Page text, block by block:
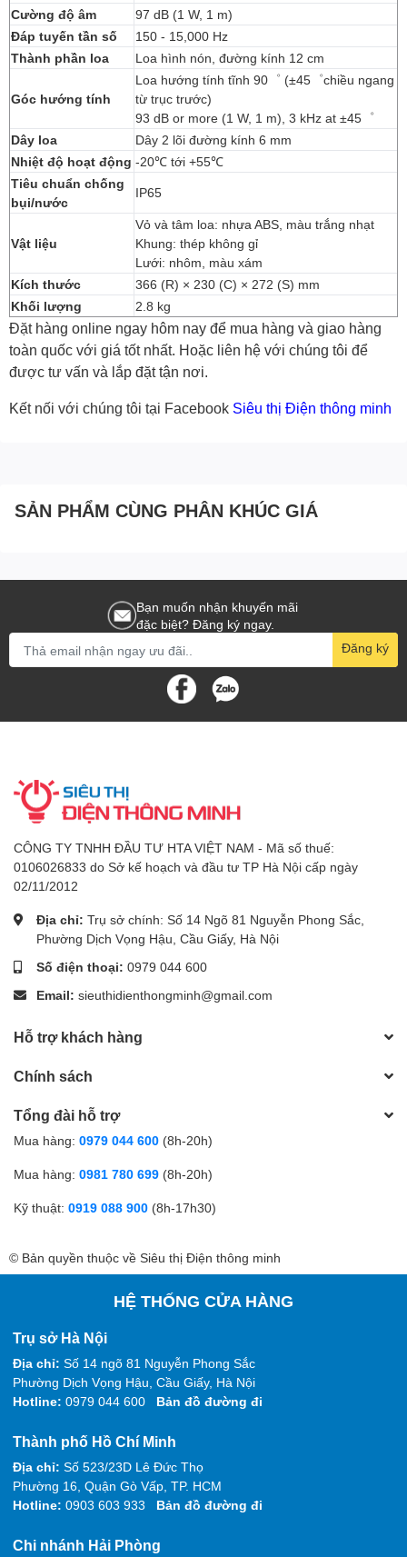
Cường độ âm
97 dB (1 W, 1 m)
Đáp tuyến tần số
150 - 15,000 Hz
Thành phần loa
Loa hình nón, đường kính 12 cm
Góc hướng tính
Loa hướng tính tĩnh 90゜ (±45゜chiều ngang
từ trục trước)
93 dB or more (1 W, 1 m), 3 kHz at ±45゜
Dây loa
Dây 2 lõi đường kính 6 mm
Nhiệt độ hoạt động -20℃ tới +55℃
Tiêu chuẩn chống
bụi/nước
IP65
Vật liệu
Vỏ và tâm loa: nhựa ABS, màu trắng nhạt
Khung: thép không gỉ
Lưới: nhôm, màu xám
Kích thước
366 (R) × 230 (C) × 272 (S) mm
Khối lượng
2.8 kg
Đặt hàng online ngay hôm nay để mua hàng và giao hàng
toàn quốc với giá tốt nhất. Hoặc liên hệ với chúng tôi để
được tư vấn và lắp đặt tận nơi.
Kết nối với chúng tôi tại Facebook Siêu thị Điện thông minh
SẢN PHẨM CÙNG PHÂN KHÚC GIÁ
Bạn muốn nhận khuyến mãi
đặc biệt? Đăng ký ngay.
Đăng ký
CÔNG TY TNHH ĐẦU TƯ HTA VIỆT NAM - Mã số thuế:
0106026833 do Sở kế hoạch và đầu tư TP Hà Nội cấp ngày
02/11/2012
Địa chỉ: Trụ sở chính: Số 14 Ngõ 81 Nguyễn Phong Sắc,
Phường Dịch Vọng Hậu, Cầu Giấy, Hà Nội
Số điện thoại: 0979 044 600
Email: sieuthidienthongminh@gmail.com
Hỗ trợ khách hàng
Chính sách
Tổng đài hỗ trợ
Mua hàng: 0979 044 600 (8h-20h)
Mua hàng: 0981 780 699 (8h-20h)
Kỹ thuật: 0919 088 900 (8h-17h30)
© Bản quyền thuộc về Siêu thị Điện thông minh
HỆ THỐNG CỬA HÀNG
Trụ sở Hà Nội
Địa chỉ: Số 14 ngõ 81 Nguyễn Phong Sắc
Phường Dịch Vọng Hậu, Cầu Giấy, Hà Nội
Hotline: 0979 044 600 Bản đồ đường đi
Thành phố Hồ Chí Minh
Địa chỉ: Số 523/23D Lê Đức Thọ
Phường 16, Quận Gò Vấp, TP. HCM
Hotline: 0903 603 933 Bản đồ đường đi
Chi nhánh Hải Phòng